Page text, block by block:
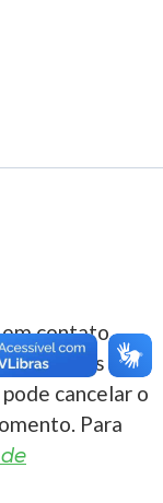
contato
que
cancelar o
Para